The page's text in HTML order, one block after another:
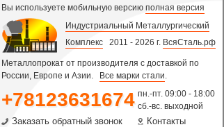
Вы используете мобильную версию полная версия
Индустриальный Металлургический
Комплекс 2011 - 2026 г. ВсяСталь.рф
Металлопрокат от производителя с доставкой по
России, Европе и Азии.
Все марки стали.
+78123631674 пн.-пт. 09:00 - 18:00
сб.-вс. выходной
Заказать обратный звонок Контакты